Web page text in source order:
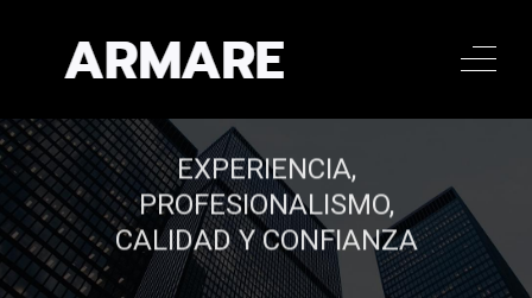
EXPERIENCIA,
PROFESIONALISMO,
CALIDAD Y CONFIANZA
Establecemos relaciones sólidas con nuestros